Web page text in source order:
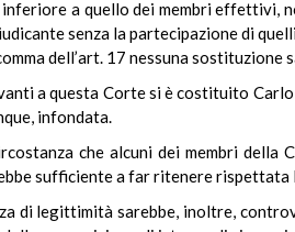
a quello dei membri effettivi,
senza la partecipazione di
dell’art. 17 nessuna sostituzione
a questa Corte si è costituito
infondata.
che alcuni dei membri della
sufficiente a far ritenere
di legittimità sarebbe, inoltre,